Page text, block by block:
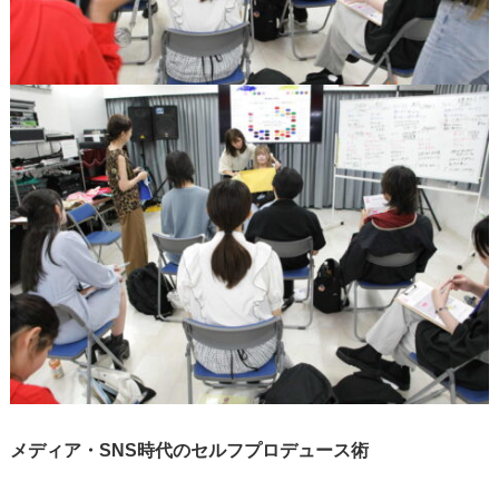
メディア・SNS時代のセルフプロデュース術